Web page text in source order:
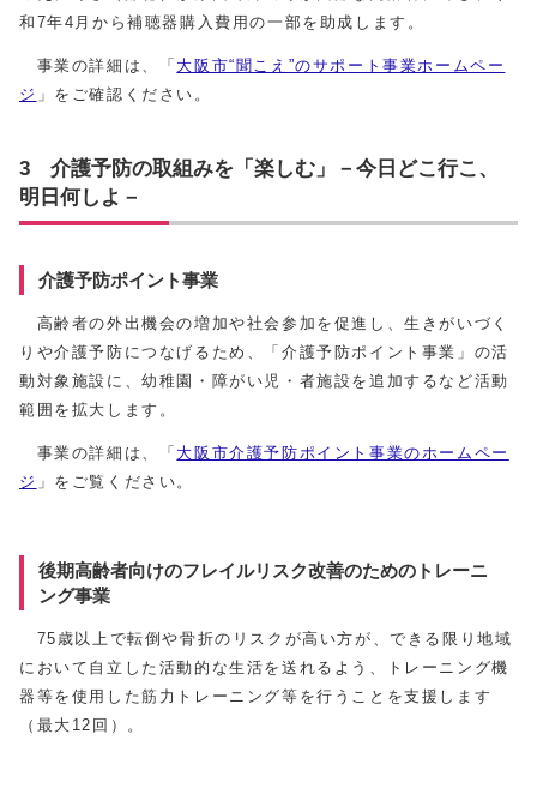
和7年4月から補聴器購入費用の一部を助成します。
事業の詳細は、「 大阪市“聞こえ”のサポート事業ホームペー
ジ 」をご確認ください。
3 介護予防の取組みを「楽しむ」－今日どこ行こ、
明日何しよ－
介護予防ポイント事業
高齢者の外出機会の増加や社会参加を促進し、生きがいづく
りや介護予防につなげるため、「介護予防ポイント事業」の活
動対象施設に、幼稚園・障がい児・者施設を追加するなど活動
範囲を拡大します。
事業の詳細は、「 大阪市介護予防ポイント事業のホームペー
ジ 」をご覧ください。
後期高齢者向けのフレイルリスク改善のためのトレーニ
ング事業
75歳以上で転倒や骨折のリスクが高い方が、できる限り地域
において自立した活動的な生活を送れるよう、トレーニング機
器等を使用した筋力トレーニング等を行うことを支援します
（最大12回）。